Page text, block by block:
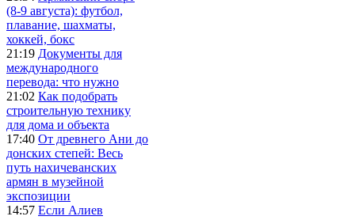
(8-9 августа): футбол,
плавание, шахматы,
хоккей, бокс
21:19 Документы для
международного
перевода: что нужно
21:02 Как подобрать
строительную технику
для дома и объекта
17:40 От древнего Ани до
донских степей: Весь
путь нахичеванских
армян в музейной
экспозиции
14:57 Если Алиев